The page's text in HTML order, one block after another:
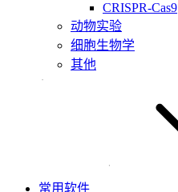
CRISPR-Cas9
动物实验
细胞生物学
其他
常用软件